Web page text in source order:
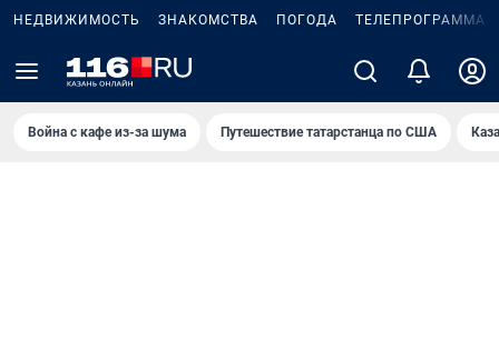
НЕДВИЖИМОСТЬ ЗНАКОМСТВА ПОГОДА ТЕЛЕПРОГРАММА
Война с кафе из-за шума Путешествие татарстанца по США